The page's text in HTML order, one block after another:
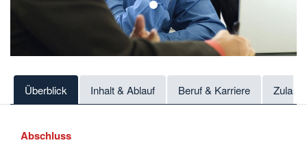
1
Überblick Inhalt & Ablauf Beruf & Karriere
Abschluss